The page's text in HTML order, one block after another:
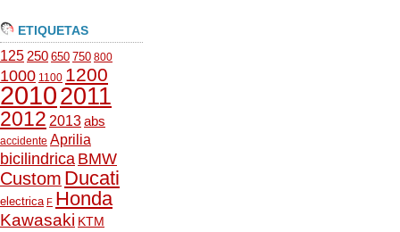
ETIQUETAS
125 250 650 750 800
1000 1100 1200
20102011
2012 2013abs
accidente Aprilia
bicilindrica BMW
Custom Ducati
electrica F Honda
Kawasaki KTM